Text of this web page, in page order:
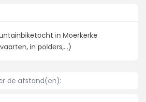
in Moerkerke
in polders,...)
de afstand(en):